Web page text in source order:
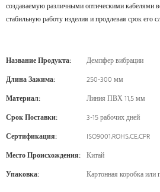
создаваемую различными оптическими кабелями
стабильную работу изделия и продлевая срок его
Название Продукта:
Демпфер вибрации
Длина Зажима:
250-300 мм
Материал:
Линия ПВХ 11,5 мм
Срок Поставки:
3-15 рабочих дней
Сертификация:
ISO9001,ROHS,CE,CPR
Место Происхождения: Китай
Упаковка:
Картонная коробка или